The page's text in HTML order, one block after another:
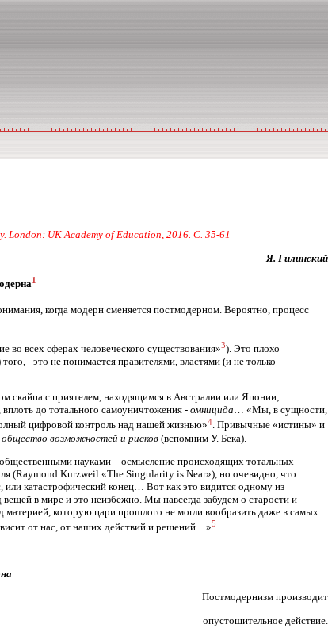
London: UK Academy of Education, 2016. С. 35-61
Я. Гилинский
1
когда модерн сменяется постмодерном. Вероятно, процесс
всех сферах человеческого существования»3). Это плохо
- это не понимается правителями, властями (и не только
скайпа с приятелем, находящимся в Австралии или Японии;
до тотального самоуничтожения - омницида… «Мы, в сущности,
цифровой контроль над нашей жизнью»4. Привычные «истины» и
возможностей и рисков (вспомним У. Бека).
науками – осмысление происходящих тотальных
(Raymond Kurzweil «The Singularity is Near»), но очевидно, что
катастрофический конец… Вот как это видится одному из
в мире и это неизбежно. Мы навсегда забудем о старости и
которую цари прошлого не могли вообразить даже в самых
от нас, от наших действий и решений…»5.
Постмодернизм производит
опустошительное действие.